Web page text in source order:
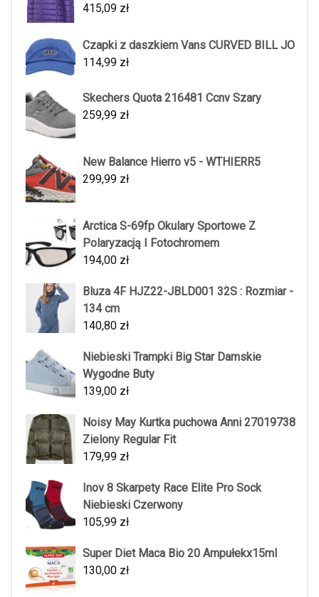
415,09 zł
Czapki z daszkiem Vans CURVED BILL JO
114,99 zł
Skechers Quota 216481 Ccnv Szary
259,99 zł
New Balance Hierro v5 - WTHIERR5
299,99 zł
Arctica S-69fp Okulary Sportowe Z
Polaryzacją I Fotochromem
194,00 zł
Bluza 4F HJZ22-JBLD001 32S : Rozmiar -
134 cm
140,80 zł
Niebieski Trampki Big Star Damskie
Wygodne Buty
139,00 zł
Noisy May Kurtka puchowa Anni 27019738
Zielony Regular Fit
179,99 zł
Inov 8 Skarpety Race Elite Pro Sock
Niebieski Czerwony
105,99 zł
Super Diet Maca Bio 20 Ampułekx15ml
130,00 zł